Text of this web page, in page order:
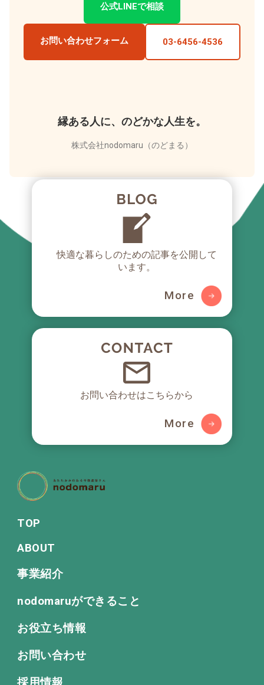
公式LINEで相談
お問い合わせフォーム 03-6456-4536
縁ある人に、のどかな人生を。
株式会社nodomaru（のどまる）
快適な暮らしのための記事を公開して
います。
More
お問い合わせはこちらから
More
TOP
ABOUT
事業紹介
nodomaruができること
お役立ち情報
お問い合わせ